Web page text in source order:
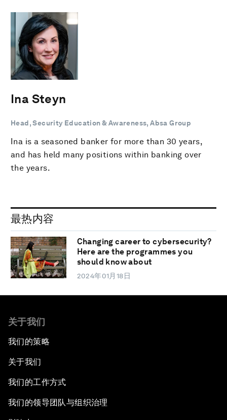
Ina Steyn
Head, Security Education & Awareness, Absa Group
Ina is a seasoned banker for more than 30 years,
and has held many positions within banking over
the years.
最热内容
Changing career to cybersecurity?
Here are the programmes you
should know about
2024年01月18日
关于我们
我们的策略
关于我们
我们的工作方式
我们的领导团队与组织治理